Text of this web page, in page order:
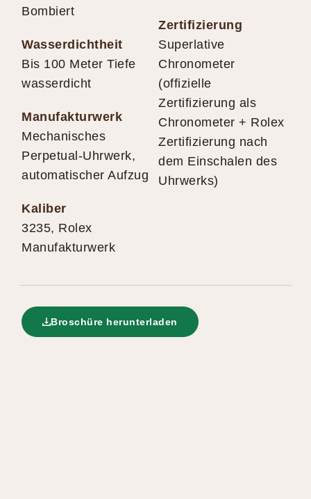
Bombiert
Wasserdichtheit
Bis 100 Meter Tiefe
wasserdicht
Manufakturwerk
Mechanisches
Perpetual-Uhrwerk,
automatischer Aufzug
Kaliber
3235, Rolex
Manufakturwerk
Zertifizierung
Superlative
Chronometer
(offizielle
Zertifizierung als
Chronometer + Rolex
Zertifizierung nach
dem Einschalen des
Uhrwerks)
Broschüre herunterladen